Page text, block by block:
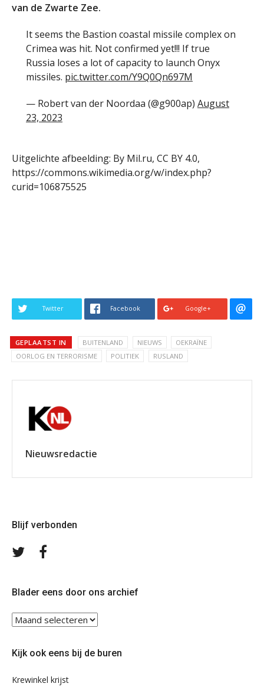
van de Zwarte Zee.
It seems the Bastion coastal missile complex on
Crimea was hit. Not confirmed yet!!! If true
Russia loses a lot of capacity to launch Onyx
missiles. pic.twitter.com/Y9Q0Qn697M
— Robert van der Noordaa (@g900ap) August
23, 2023
Uitgelichte afbeelding: By Mil.ru, CC BY 4.0,
https://commons.wikimedia.org/w/index.php?
curid=106875525
Twitter Facebook Google+
GEPLAATST IN BUITENLAND NIEUWS
OEKRAÏNE
OORLOG EN TERRORISME
POLITIEK RUSLAND
Nieuwsredactie
Blijf verbonden
Volg
Blader eens door ons archief
Blader
eens
ons
Kijk ook eens bij de buren
Krewinkel krijst